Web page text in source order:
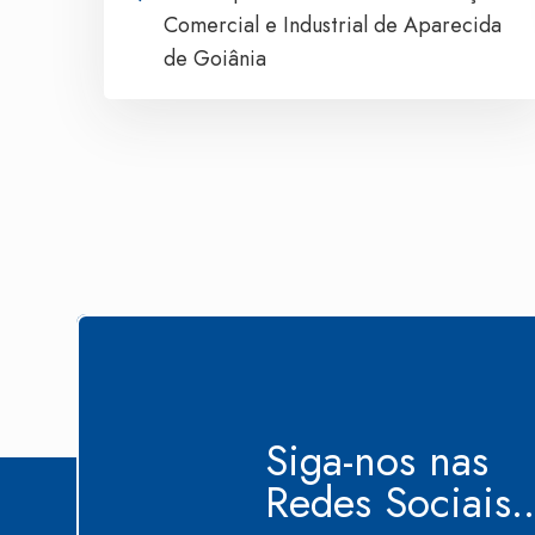
Comercial e Industrial de Aparecida
de Goiânia
Siga-nos nas
Redes